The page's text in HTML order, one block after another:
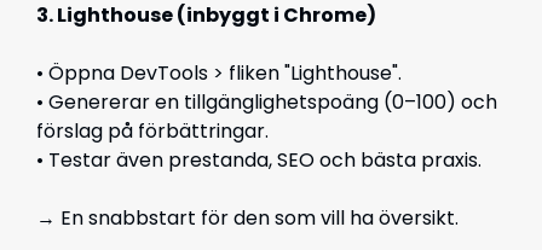
3. Lighthouse (inbyggt i Chrome)
• Öppna DevTools > fliken "Lighthouse".
• Genererar en tillgänglighetspoäng (0–100) och
förslag på förbättringar.
• Testar även prestanda, SEO och bästa praxis.
→ En snabbstart för den som vill ha översikt.